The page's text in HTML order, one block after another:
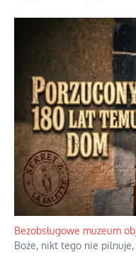
Bezobsługowe muzeum
Boże, nikt tego nie